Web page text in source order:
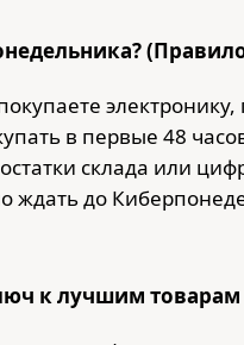
(Правило
в первые 48
склада или
ждать до
к лучшим товарам